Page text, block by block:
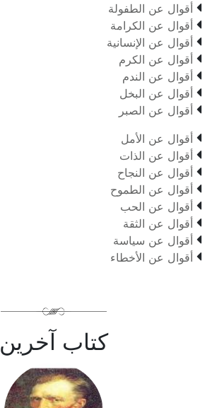
 أقوال عن الطفولة
 أقوال عن الكرامة
 أقوال عن الإنسانية
 أقوال عن الكرم
 أقوال عن الندم
 أقوال عن البخل
 أقوال عن الصبر
 أقوال عن الأمل
 أقوال عن الذات
 أقوال عن النجاح
 أقوال عن الطموح
 أقوال عن الحب
 أقوال عن الثقة
 أقوال عن سياسة
 أقوال عن الأخطاء
كتاب آخرين